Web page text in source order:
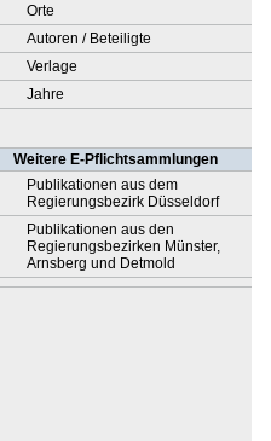
Orte
Autoren / Beteiligte
Verlage
Jahre
Weitere E-Pflichtsammlungen
Publikationen aus dem
Regierungsbezirk Düsseldorf
Publikationen aus den
Regierungsbezirken Münster,
Arnsberg und Detmold